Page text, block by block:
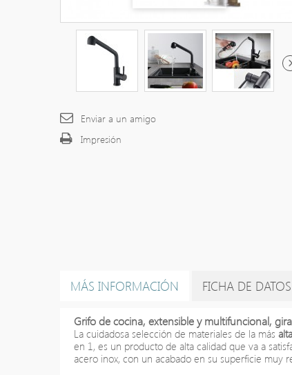
Enviar a un amigo
Impresión
MÁS INFORMACIÓN FICHA DE DATOS
Grifo de cocina, extensible y multifuncional,
La cuidadosa selección de materiales de la más
en 1, es un producto de alta calidad que va a
acero inox, con un acabado en su superficie muy